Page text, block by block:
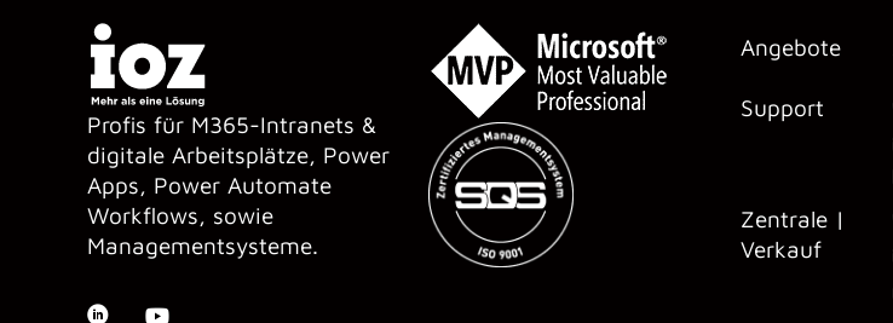
Profis für M365-Intranets &
digitale Arbeitsplätze, Power
Apps, Power Automate
Workflows, sowie
Managementsysteme.
Angebote
Support
Zentrale |
Verkauf